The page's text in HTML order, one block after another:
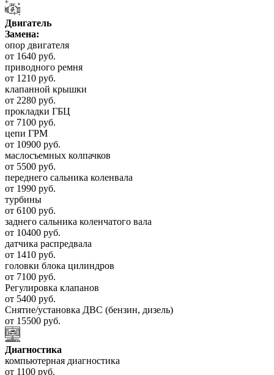
Двигатель
Замена:
опор двигателя
от 1640 руб.
приводного ремня
от 1210 руб.
клапанной крышки
от 2280 руб.
прокладки ГБЦ
от 7100 руб.
цепи ГРМ
от 10900 руб.
маслосъемных колпачков
от 5500 руб.
переднего сальника коленвала
от 1990 руб.
турбины
от 6100 руб.
заднего сальника коленчатого вала
от 10400 руб.
датчика распредвала
от 1410 руб.
головки блока цилиндров
от 7100 руб.
Регулировка клапанов
от 5400 руб.
Снятие/установка ДВС (бензин, дизель)
от 15500 руб.
Диагностика
компьютерная диагностика
от 1100 руб.